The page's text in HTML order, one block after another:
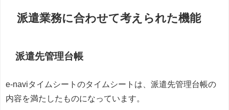
派遣業務に合わせて考えられた機能
派遣先管理台帳
e-naviタイムシートのタイムシートは、派遣先管理台帳の
内容を満たしたものになっています。